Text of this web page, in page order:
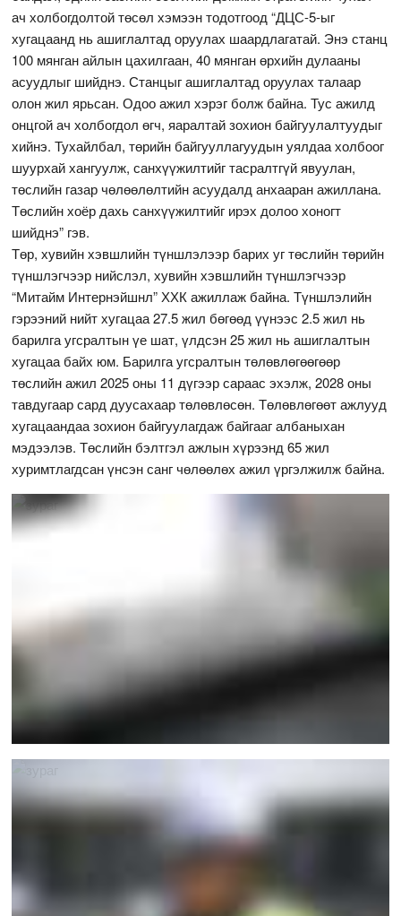
ач холбогдолтой төсөл хэмээн тодотгоод “ДЦС-5-ыг
хугацаанд нь ашиглалтад оруулах шаардлагатай. Энэ станц
100 мянган айлын цахилгаан, 40 мянган өрхийн дулааны
асуудлыг шийднэ. Станцыг ашиглалтад оруулах талаар
олон жил ярьсан. Одоо ажил хэрэг болж байна. Тус ажилд
онцгой ач холбогдол өгч, яаралтай зохион байгуулалтуудыг
хийнэ. Тухайлбал, төрийн байгууллагуудын уялдаа холбоог
шуурхай хангуулж, санхүүжилтийг тасралтгүй явуулан,
төслийн газар чөлөөлөлтийн асуудалд анхааран ажиллана.
Төслийн хоёр дахь санхүүжилтийг ирэх долоо хоногт
шийднэ” гэв.
Төр, хувийн хэвшлийн түншлэлээр барих уг төслийн төрийн
түншлэгчээр нийслэл, хувийн хэвшлийн түншлэгчээр
“Митайм Интернэйшнл” ХХК ажиллаж байна. Түншлэлийн
гэрээний нийт хугацаа 27.5 жил бөгөөд үүнээс 2.5 жил нь
барилга угсралтын үе шат, үлдсэн 25 жил нь ашиглалтын
хугацаа байх юм. Барилга угсралтын төлөвлөгөөгөөр
төслийн ажил 2025 оны 11 дүгээр сараас эхэлж, 2028 оны
тавдугаар сард дуусахаар төлөвлөсөн. Төлөвлөгөөт ажлууд
хугацаандаа зохион байгуулагдаж байгааг албаныхан
мэдээлэв. Төслийн бэлтгэл ажлын хүрээнд 65 жил
хуримтлагдсан үнсэн санг чөлөөлөх ажил үргэлжилж байна.